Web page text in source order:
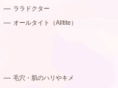
ララドクター
オールタイト（Alltite）
毛穴・肌のハリやキメ